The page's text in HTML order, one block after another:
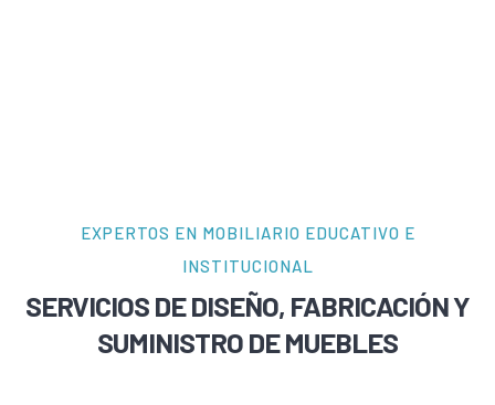
EXPERTOS EN MOBILIARIO EDUCATIVO E
INSTITUCIONAL
SERVICIOS DE DISEÑO, FABRICACIÓN Y
SUMINISTRO DE MUEBLES